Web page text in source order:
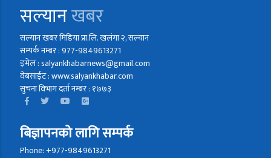
सल्यानखबर
सल्यान खबर मिडिया प्रा.लि. खलंगा २, सल्यान
सम्पर्क नम्बर : 977-9849613271
इमेल : salyankhabarnews@gmail.com
वेबसाईट : www.salyankhabar.com
सुचना विभाग दर्ता नम्बर : १७७३
बिज्ञापनको लागि सम्पर्क
Phone: +977-9849613271